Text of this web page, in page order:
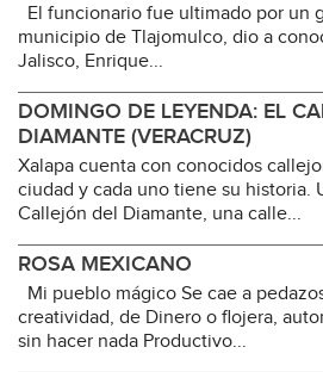
El funcionario fue ultimado por un
municipio de Tlajomulco, dio a
Jalisco, Enrique...
DOMINGO DE LEYENDA: EL
DIAMANTE (VERACRUZ)
Xalapa cuenta con conocidos
ciudad y cada uno tiene su historia.
Callejón del Diamante, una calle...
ROSA MEXICANO
Mi pueblo mágico Se cae a
creatividad, de Dinero o flojera,
sin hacer nada Productivo...